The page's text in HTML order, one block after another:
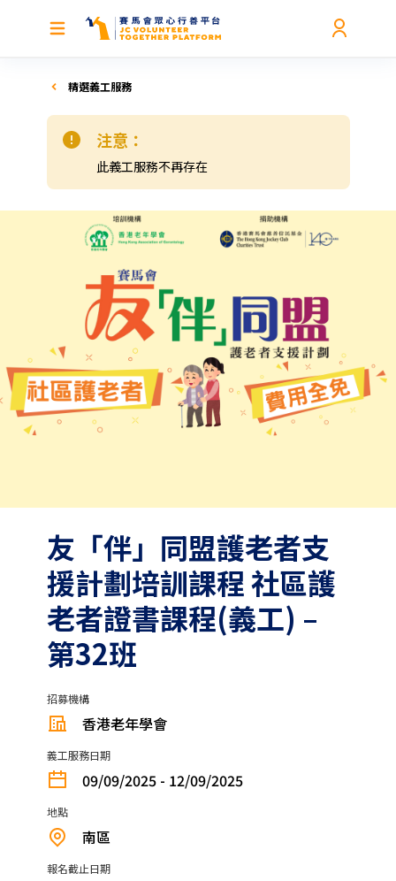
精選義工服務
注意：
此義工服務不再存在
友「伴」同盟護老者支
援計劃培訓課程 社區護
老者證書課程(義工) –
第32班
招募機構
香港老年學會
義工服務日期
09/09/2025 - 12/09/2025
地點
南區
報名截止日期